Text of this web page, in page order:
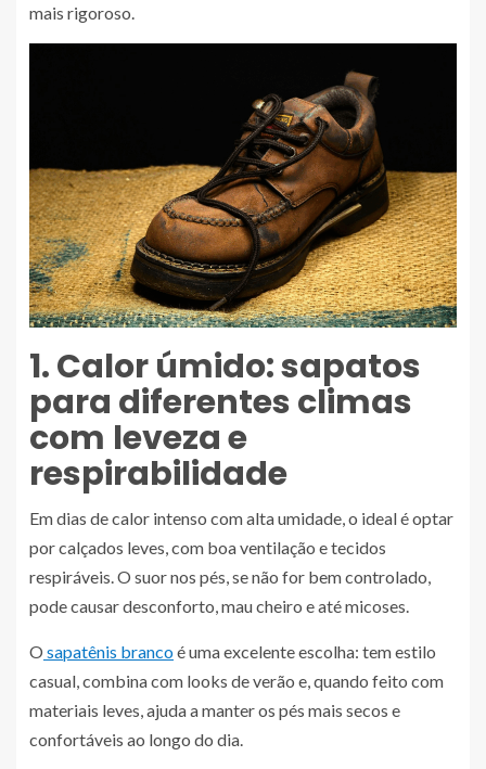
mais rigoroso.
1. Calor úmido: sapatos
para diferentes climas
com leveza e
respirabilidade
Em dias de calor intenso com alta umidade, o ideal é optar
por calçados leves, com boa ventilação e tecidos
respiráveis. O suor nos pés, se não for bem controlado,
pode causar desconforto, mau cheiro e até micoses.
O sapatênis brancoé uma excelente escolha: tem estilo
casual, combina com looks de verão e, quando feito com
materiais leves, ajuda a manter os pés mais secos e
confortáveis ao longo do dia.